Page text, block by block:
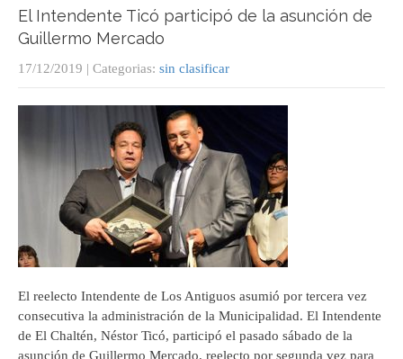
El Intendente Ticó participó de la asunción de
Guillermo Mercado
17/12/2019 | Categorias: sin clasificar
El reelecto Intendente de Los Antiguos asumió por tercera vez
consecutiva la administración de la Municipalidad. El Intendente
de El Chaltén, Néstor Ticó, participó el pasado sábado de la
asunción de Guillermo Mercado, reelecto por segunda vez para